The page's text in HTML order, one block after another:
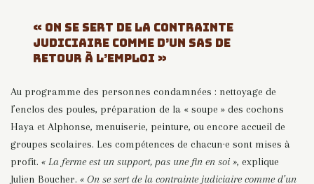
« ON SE SERT DE LA CONTRAINTE
JUDICIAIRE COMME D’UN SAS DE
RETOUR À L’EMPLOI »
Au programme des personnes condamnées : nettoyage de
l’enclos des poules, préparation de la « soupe » des cochons
Haya et Alphonse, menuiserie, peinture, ou encore accueil de
groupes scolaires. Les compétences de chacun·e sont mises à
profit. « La ferme est un support, pas une fin en soi », explique
Julien Boucher. « On se sert de la contrainte judiciaire comme d’un